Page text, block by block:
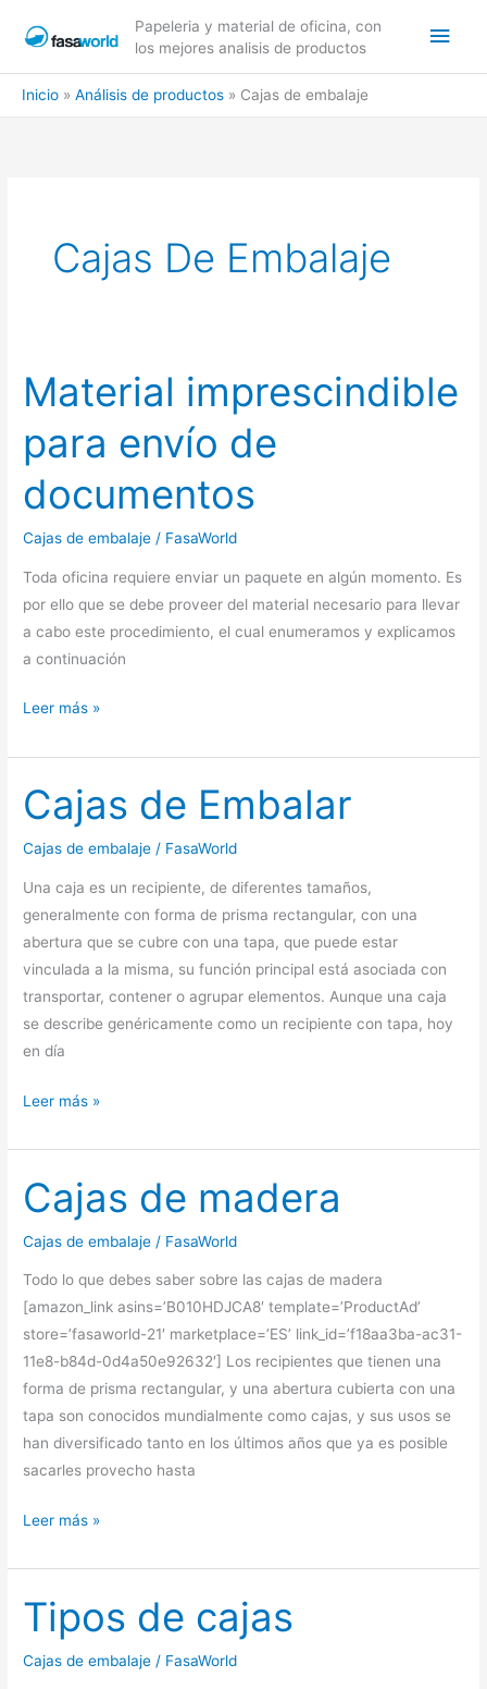
Papeleria y material de oficina, con
los mejores analisis de productos
Inicio Análisis de productos Cajas de embalaje
Cajas De Embalaje
Material imprescindible
para envío de
documentos
Cajas de embalaje / FasaWorld
Toda oficina requiere enviar un paquete en algún momento. Es
por ello que se debe proveer del material necesario para llevar
a cabo este procedimiento, el cual enumeramos y explicamos
a continuación
Material
para
envío
de
documentos
Leer más »
Cajas de Embalar
Cajas de embalaje / FasaWorld
Una caja es un recipiente, de diferentes tamaños,
generalmente con forma de prisma rectangular, con una
abertura que se cubre con una tapa, que puede estar
vinculada a la misma, su función principal está asociada con
transportar, contener o agrupar elementos. Aunque una caja
se describe genéricamente como un recipiente con tapa, hoy
en día
Cajas
Embalar
Leer más »
Cajas de madera
Cajas de embalaje / FasaWorld
Todo lo que debes saber sobre las cajas de madera
[amazon_link asins=’B010HDJCA8′ template=’ProductAd’
store=’fasaworld-21′ marketplace=’ES’ link_id=’f18aa3ba-ac31-
11e8-b84d-0d4a50e92632′] Los recipientes que tienen una
forma de prisma rectangular, y una abertura cubierta con una
tapa son conocidos mundialmente como cajas, y sus usos se
han diversificado tanto en los últimos años que ya es posible
sacarles provecho hasta
Cajas
madera
Leer más »
Tipos de cajas
Cajas de embalaje / FasaWorld